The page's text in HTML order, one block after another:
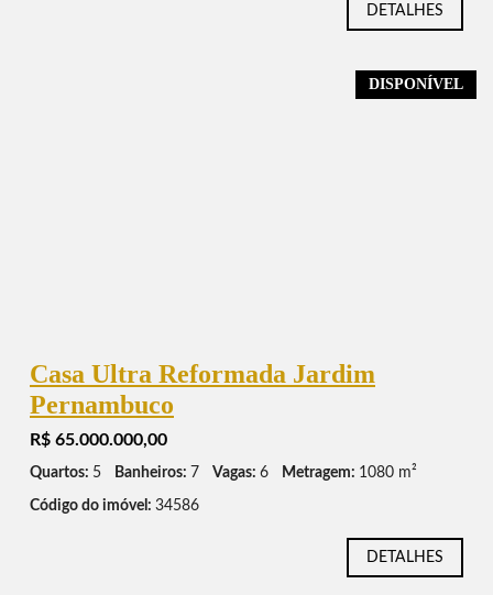
DETALHES
DISPONÍVEL
Casa Ultra Reformada Jardim
Pernambuco
R$ 65.000.000,00
Quartos: 5 Banheiros: 7 Vagas: 6 Metragem: 1080 m²
Código do imóvel: 34586
DETALHES